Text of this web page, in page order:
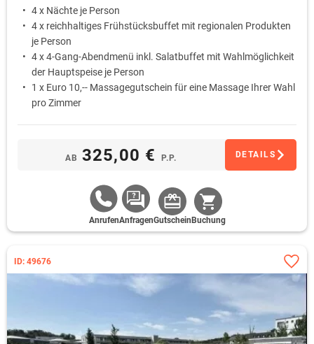
4 x Nächte je Person
4 x reichhaltiges Frühstücksbuffet mit regionalen Produkten
je Person
4 x 4-Gang-Abendmenü inkl. Salatbuffet mit Wahlmöglichkeit
der Hauptspeise je Person
1 x Euro 10,-- Massagegutschein für eine Massage Ihrer Wahl
pro Zimmer
AB 325,00 € P.P. DETAILS
AnrufenAnfragenGutschein Buchung
ID: 49676